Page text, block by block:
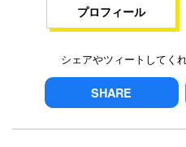
プロフィール
シェアやツィートしてく
SHARE